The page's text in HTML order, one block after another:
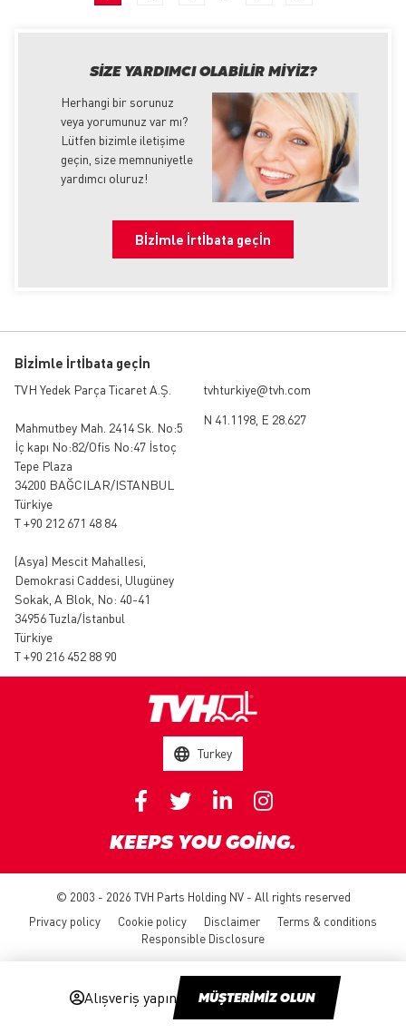
Alışveriş yapın MÜŞTERİMİZ OLUN
page
SIZE YARDIMCI OLABILIR MIYIZ?
Herhangi bir sorunuz
veya yorumunuz var mı?
Lütfen bizimle iletişime
geçin, size memnuniyetle
yardımcı oluruz!
Bİzİmle İrtİbata geçİn
Bİzİmle İrtİbata geçİn
TVH Yedek Parça Ticaret A.Ş.
Mahmutbey Mah. 2414 Sk. No:5
İç kapı No:82/Ofis No:47 İstoç
Tepe Plaza
34200 BAĞCILAR/ISTANBUL
Türkiye
T +90 212 671 48 84
(Asya) Mescit Mahallesi,
Demokrasi Caddesi, Ulugüney
Sokak, A Blok, No: 40-41
34956 Tuzla/İstanbul
Türkiye
T +90 216 452 88 90
tvhturkiye@tvh.com
N 41.1198, E 28.627
Turkey
KEEPS YOU GOING.
© 2003 - 2026 TVH Parts Holding NV - All rights reserved
Privacy policy
Cookie policy Disclaimer
Terms & conditions
Responsible Disclosure